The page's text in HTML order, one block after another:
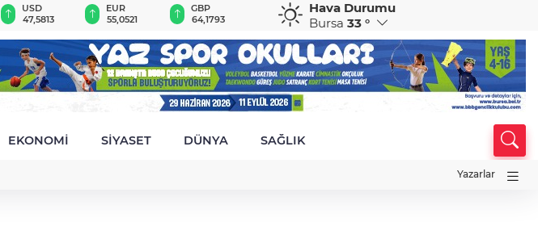
USD
47,5813
EUR
55,0521
GBP
64,1793
CHF
58,9242
CAD
33,9478
Hava Durumu
Bursa 33 °
EKONOMİ SİYASET DÜNYA SAĞLIK
Yazarlar